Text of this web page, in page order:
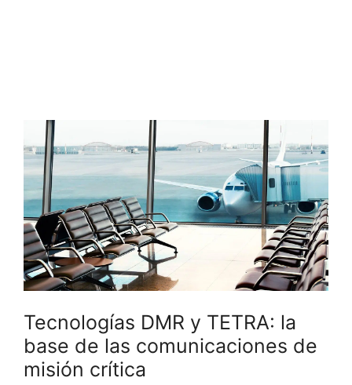
Tecnologías DMR y TETRA: la
base de las comunicaciones de
misión crítica